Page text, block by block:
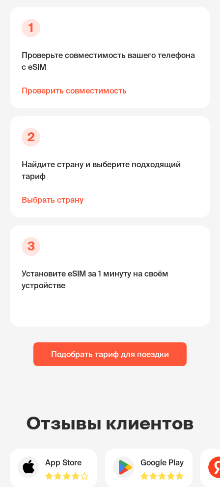
1
Проверьте совместимость вашего телефона
с eSIM
Проверить совместимость
2
Найдите страну и выберите подходящий
тариф
Выбрать страну
3
Установите eSIM за 1 минуту на своём
устройстве
Подобрать тариф для поездки
Отзывы клиентов
App Store Google Play